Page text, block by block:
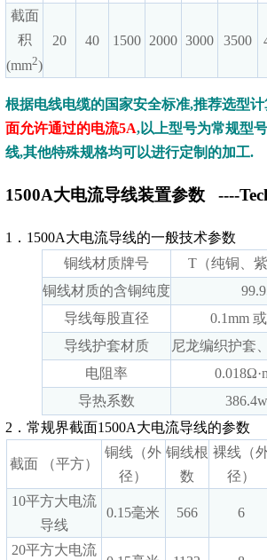
截面
积
(mm2)
20 40 1500 2000 3000 3500
根据电线电缆的国家安全标准,推荐选型
面允许通过的电流5A,以上型号为常规型
线,其他特殊规格均可以进行定制的加工.
1500A大电流导线装置参数 ----
1．1500A大电流导线的一般技术参数
铜线材质牌号
T（纯铜、
铜线材质的含铜纯度
导线每股直径
0.1mm
导线护套材质
尼龙编织护套
电阻率
导热系数
2．常规界截面1500A大电流导线的参数
截面 （平方）
铜线（外
径）
铜线根
数
裸线（
径）
10平方大电流
导线
0.15毫米 566 6
20平方大电流